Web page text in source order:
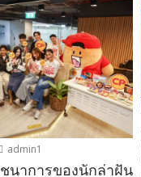
admin1
นาการของนักล่าฝัน